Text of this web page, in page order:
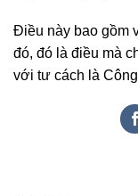
Điều này bao gồm
đó, đó là điều mà
với tư cách là